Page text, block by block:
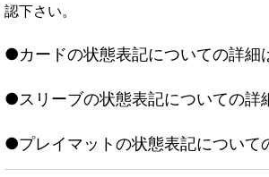
認下さい。
●カードの状態表記についての詳細
●スリーブの状態表記についての詳
●プレイマットの状態表記について